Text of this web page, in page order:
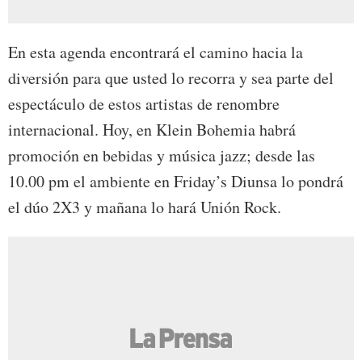
En esta agenda encontrará el camino hacia la
diversión para que usted lo recorra y sea parte del
espectáculo de estos artistas de renombre
internacional. Hoy, en Klein Bohemia habrá
promoción en bebidas y música jazz; desde las
10.00 pm el ambiente en Friday’s Diunsa lo pondrá
el dúo 2X3 y mañana lo hará Unión Rock.